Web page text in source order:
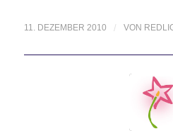
11. DEZEMBER 2010 / VON